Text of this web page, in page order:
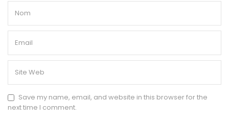
Save my name, email, and website in this browser for the
next time I comment.